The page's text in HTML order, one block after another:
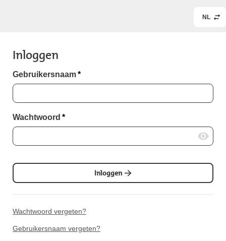
NL
Inloggen
Gebruikersnaam*
Wachtwoord *
Inloggen
Wachtwoord vergeten?
Gebruikersnaam vergeten?